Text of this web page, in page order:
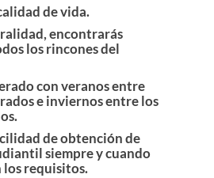
de vida.
encontrarás
los rincones del
con veranos entre
e inviernos entre los
de obtención de
siempre y cuando
los requisitos.